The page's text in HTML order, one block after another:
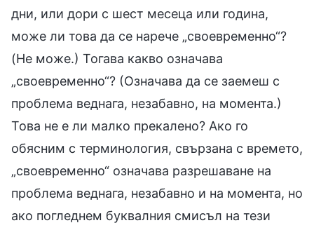
дни, или дори с шест месеца или година,
може ли това да се нарече „своевременно“?
(Не може.) Тогава какво означава
„своевременно“? (Означава да се заемеш с
проблема веднага, незабавно, на момента.)
Това не е ли малко прекалено? Ако го
обясним с терминология, свързана с времето,
„своевременно“ означава разрешаване на
проблема веднага, незабавно и на момента, но
ако погледнем буквалния смисъл на тези